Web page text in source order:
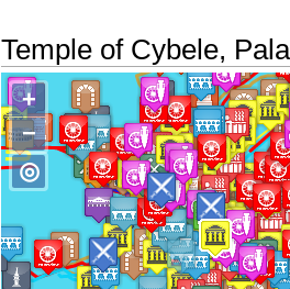
Temple of Cybele,
+
−
◎